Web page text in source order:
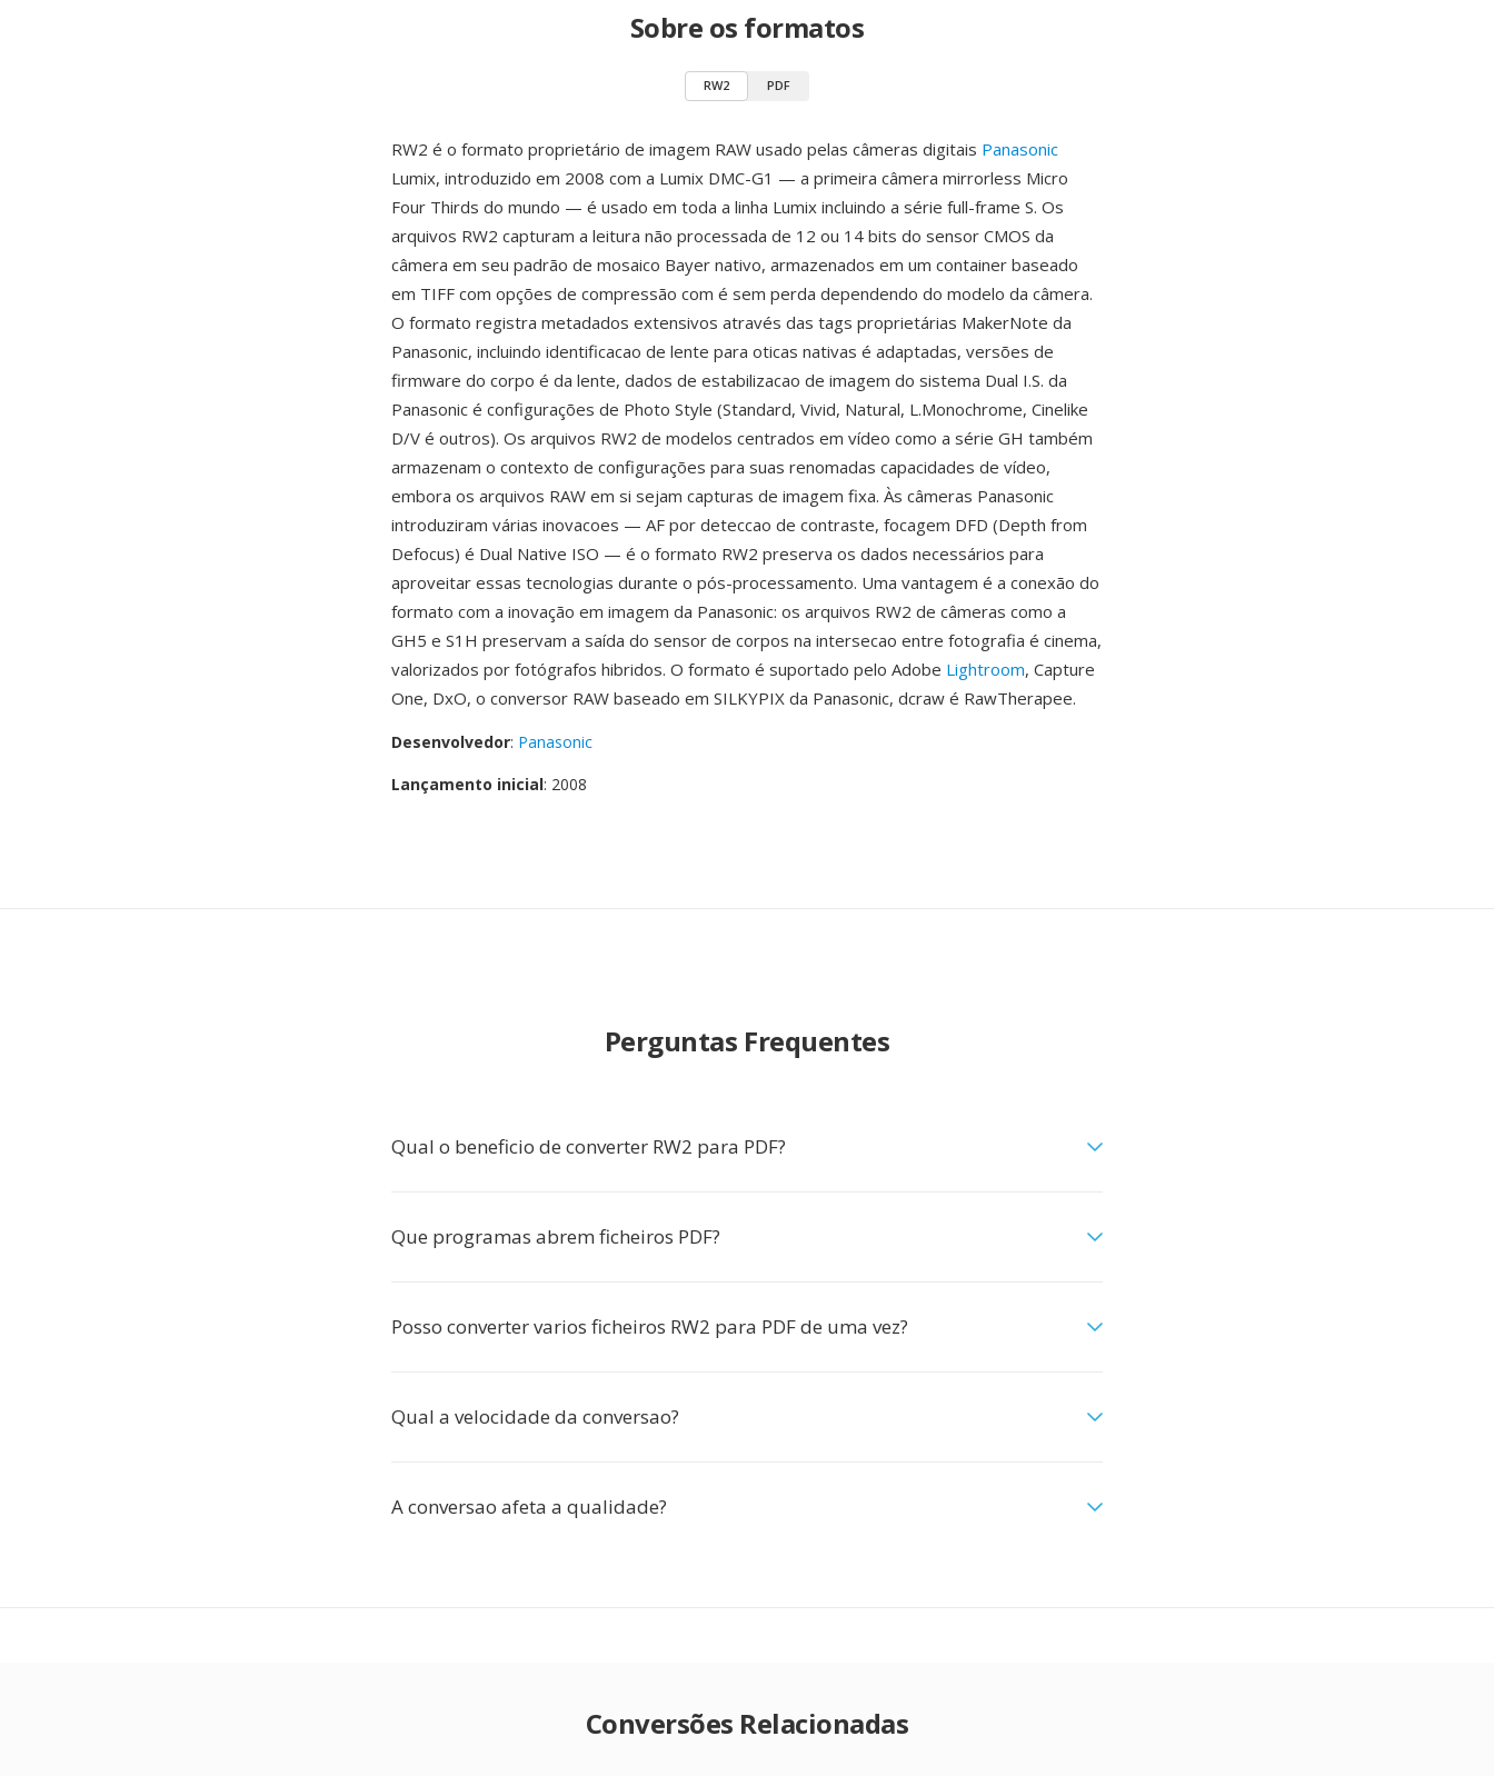
Sobre os formatos
RW2 PDF
RW2 é o formato proprietário de imagem RAW usado pelas câmeras digitais Panasonic
Lumix, introduzido em 2008 com a Lumix DMC-G1 — a primeira câmera mirrorless Micro
Four Thirds do mundo — é usado em toda a linha Lumix incluindo a série full-frame S. Os
arquivos RW2 capturam a leitura não processada de 12 ou 14 bits do sensor CMOS da
câmera em seu padrão de mosaico Bayer nativo, armazenados em um container baseado
em TIFF com opções de compressão com é sem perda dependendo do modelo da câmera.
O formato registra metadados extensivos através das tags proprietárias MakerNote da
Panasonic, incluindo identificacao de lente para oticas nativas é adaptadas, versões de
firmware do corpo é da lente, dados de estabilizacao de imagem do sistema Dual I.S. da
Panasonic é configurações de Photo Style (Standard, Vivid, Natural, L.Monochrome, Cinelike
D/V é outros). Os arquivos RW2 de modelos centrados em vídeo como a série GH também
armazenam o contexto de configurações para suas renomadas capacidades de vídeo,
embora os arquivos RAW em si sejam capturas de imagem fixa. Às câmeras Panasonic
introduziram várias inovacoes — AF por deteccao de contraste, focagem DFD (Depth from
Defocus) é Dual Native ISO — é o formato RW2 preserva os dados necessários para
aproveitar essas tecnologias durante o pós-processamento. Uma vantagem é a conexão do
formato com a inovação em imagem da Panasonic: os arquivos RW2 de câmeras como a
GH5 e S1H preservam a saída do sensor de corpos na intersecao entre fotografia é cinema,
valorizados por fotógrafos hibridos. O formato é suportado pelo Adobe Lightroom, Capture
One, DxO, o conversor RAW baseado em SILKYPIX da Panasonic, dcraw é RawTherapee.
Desenvolvedor: Panasonic
Lançamento inicial: 2008
Perguntas Frequentes
Qual o beneficio de converter RW2 para PDF?
Que programas abrem ficheiros PDF?
Posso converter varios ficheiros RW2 para PDF de uma vez?
Qual a velocidade da conversao?
A conversao afeta a qualidade?
Conversões Relacionadas